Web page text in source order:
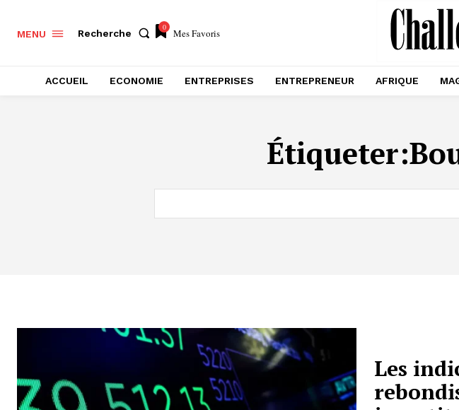
MENU Recherche
0 Mes Favoris
ACCUEIL ECONOMIE ENTREPRISES ENTREPRENEUR AFRIQUE
Étiqueter:
Les